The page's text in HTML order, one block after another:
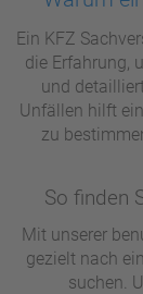
Ein KFZ
die Erfahrung,
und
Unfällen hilft
zu
So finden
Mit unserer
gezielt nach
suchen.